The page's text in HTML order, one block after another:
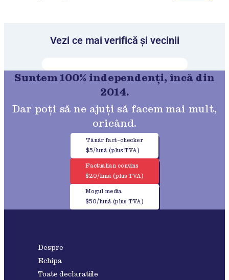
Vezi ce mai verifică și vecinii
Suntem 100% independenți, încă din
2014.
Dar poți să ne ajuți să facem mai mult,
oricând.
Tânăr fact-checker
$5/lună (plus TVA)
Factualian convins
$20/lună (plus TVA)
Mogul media
$50/lună (plus TVA)
Despre
Echipa
Toate declaratiile